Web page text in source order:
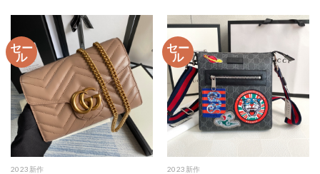
は
¥27,600
で
し
た。
格
は
¥18,300
で
す。
は
¥22,800
で
た。
格
は
す。
セー
ル
2023新作
セー
ル
2023新作